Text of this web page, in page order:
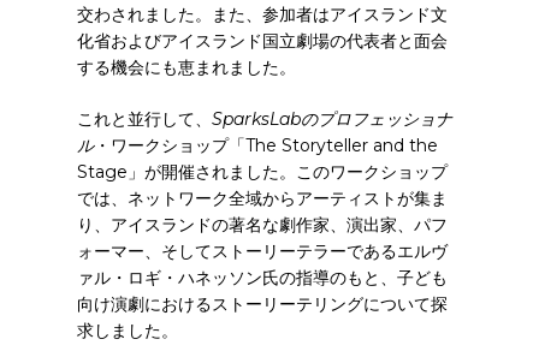
交わされました。また、参加者はアイスランド文
化省およびアイスランド国立劇場の代表者と面会
する機会にも恵まれました。
これと並行して、 SparksLabのプロフェッショナ
ル・ワークショップ「The Storyteller and the
Stage」が開催されました。このワークショップ
では、ネットワーク全域からアーティストが集ま
り、アイスランドの著名な劇作家、演出家、パフ
ォーマー、そしてストーリーテラーであるエルヴ
ァル・ロギ・ハネッソン氏の指導のもと、子ども
向け演劇におけるストーリーテリングについて探
求しました。